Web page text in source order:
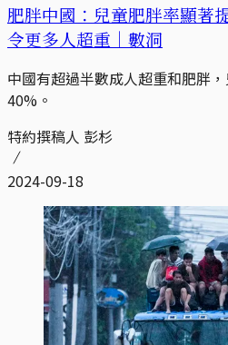
肥胖中國：兒童肥胖率顯著
令更多人超重｜數洞
中國有超過半數成人超重和肥胖
40%。
特約撰稿人 彭杉
2024-09-18